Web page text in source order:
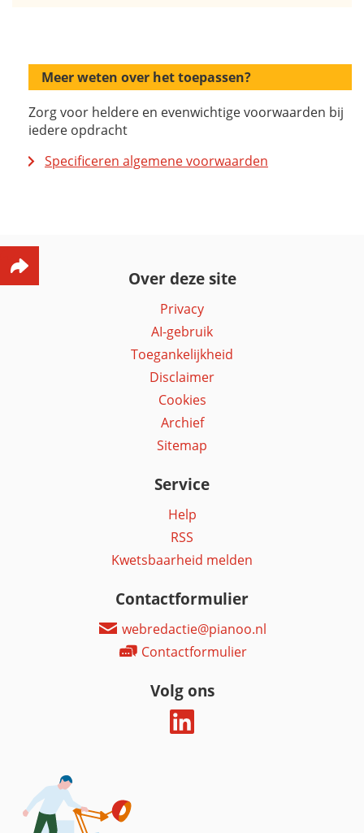
Meer weten over het toepassen?
Zorg voor heldere en evenwichtige voorwaarden bij
iedere opdracht
Specificeren algemene voorwaarden
Over deze site
Privacy
AI-gebruik
Toegankelijkheid
Disclaimer
Cookies
Archief
Sitemap
Service
Help
RSS
Kwetsbaarheid melden
Contactformulier
webredactie@pianoo.nl
Contactformulier
Volg ons